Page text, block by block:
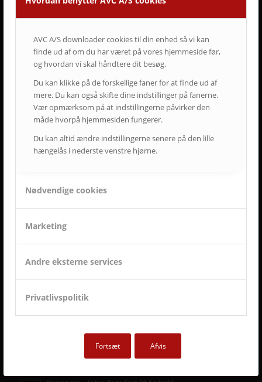
AVC A/S downloader cookies til din enhed så vi kan
finde ud af om du har været på vores hjemmeside før,
og hvordan vi skal håndtere dit besøg.
Du kan klikke på de forskellige faner for at finde ud af
mere. Du kan også skifte dine indstillinger på fanerne.
Vær opmærksom på at indstillingerne påvirker den
måde hvorpå hjemmesiden fungerer.
Du kan altid ændre indstillingerne senere på den lille
hængelås i nederste venstre hjørne.
Nødvendige cookies
Marketing
Andre eksterne services
Privatlivspolitik
Fortsæt Afvis
• Vi ved at tilfredse kunder giver langvarige samarbejder.
ET LILLE UDSNIT AF SUCCESFULDE LØSNINGER
OG TILFREDSE AVC KUNDER
SENESTE AVC KAMPAGNER
12. juni 2026 - 10:27